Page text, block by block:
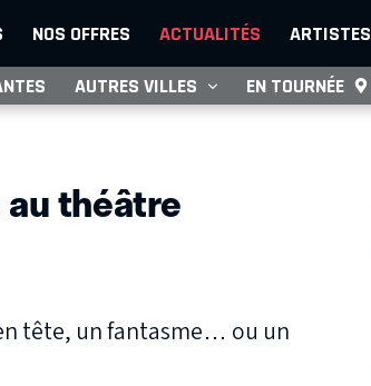
NOS OFFRES ACTUALITÉS ARTISTES
AUTRES VILLES EN TOURNÉE
au théâtre
tête, un fantasme… ou un